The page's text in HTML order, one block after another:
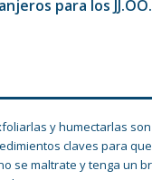
para los JJ.OO.